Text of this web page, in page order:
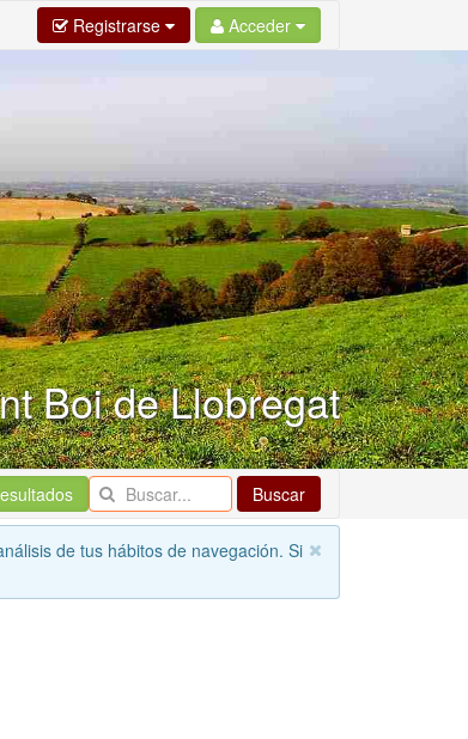
Registrarse Acceder
Boi de Llobregat
Buscar
de tus hábitos de navegación. Si